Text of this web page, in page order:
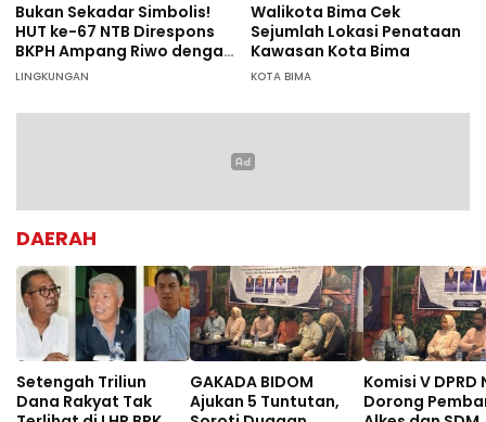
Bukan Sekadar Simbolis!
HUT ke-67 NTB Direspons
BKPH Ampang Riwo dengan
Aksi Tanam Pohon Massal
LINGKUNGAN
Walikota Bima Cek
Sejumlah Lokasi Penataan
Kawasan Kota Bima
KOTA BIMA
DAERAH
Setengah Triliun
Dana Rakyat Tak
GAKADA BIDOM
Ajukan 5 Tuntutan,
Komisi V DPRD
Dorong